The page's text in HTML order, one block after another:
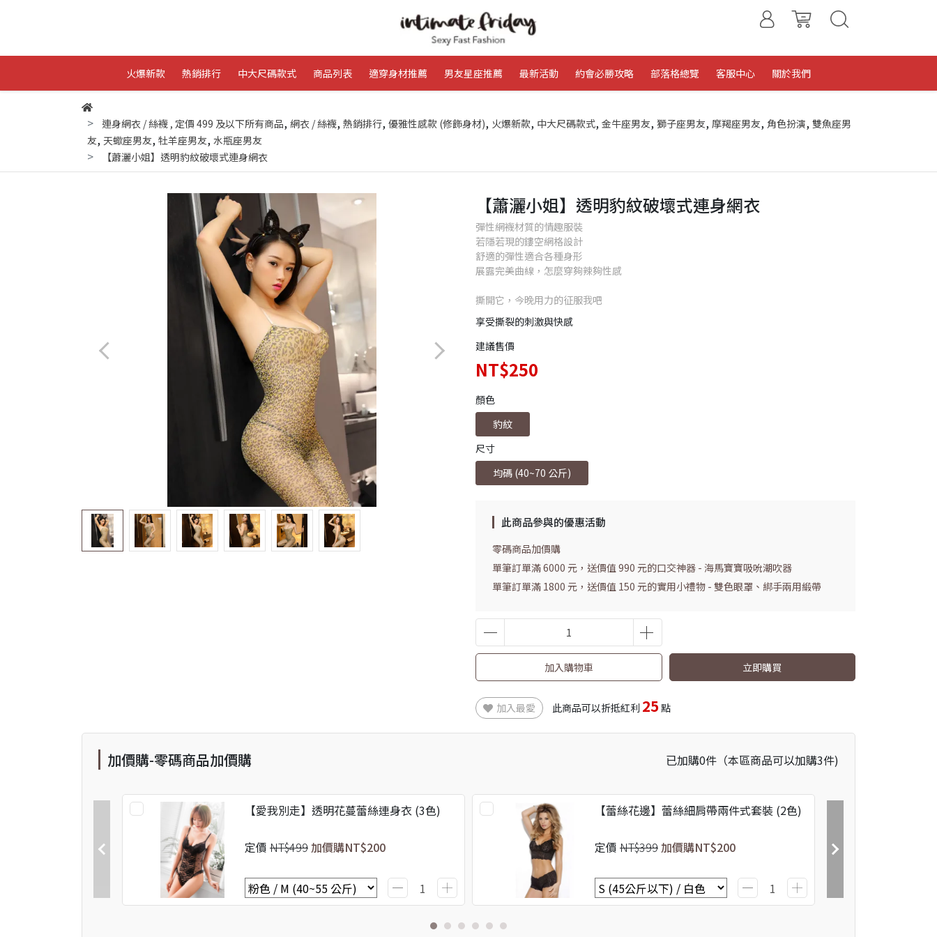
火爆新款 熱銷排行 中大尺碼款式 商品列表 適穿身材推薦 男友星座推薦 最新活動 約會必勝攻略 部落格總覽 客服中心 關於我們
連身網衣 / 絲襪 , 定價 499 及以下所有商品, 網衣 / 絲襪, 熱銷排行, 優雅性感款 (修飾身材), 火爆新款, 中大尺碼款式, 金牛座男友, 獅子座男友, 摩羯座男友, 角色扮演, 雙魚座男
友, 天蠍座男友, 牡羊座男友, 水瓶座男友
【蕭灑小姐】透明豹紋破壞式連身網衣
【蕭灑小姐】透明豹紋破壞式連身網衣
彈性網襪材質的情趣服裝
若隱若現的鏤空網格設計
舒適的彈性適合各種身形
展露完美曲線，怎麼穿夠辣夠性感
撕開它，今晚用力的征服我吧
享受撕裂的刺激與快感
建議售價
NT$250
顏色
豹紋
尺寸
均碼 (40~70 公斤)
此商品參與的優惠活動
零碼商品加價購
單筆訂單滿 6000 元，送價值 990 元的口交神器 - 海馬寶寶吸吮潮吹器
單筆訂單滿 1800 元，送價值 150 元的實用小禮物 - 雙色眼罩、綁手兩用緞帶
加入購物車 立即購買
加入最愛 此商品可以折抵紅利 25點
加價購-零碼商品加價購 已加購0件 （本區商品可以加購3件)
【愛我別走】透明花蔓蕾絲連身衣 (3色)
定價 NT$499加價購NT$200
【蕾絲花邊】蕾絲細肩帶兩件式套裝 (2色)
定價 NT$399加價購NT$200